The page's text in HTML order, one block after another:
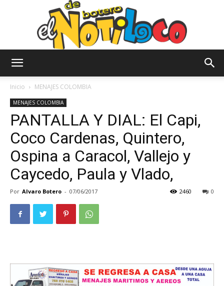
Notiloco
de
Inicio MENAJES COLOMBIA
MENAJES COLOMBIA
PANTALLA Y DIAL: El Capi,
Coco Cardenas, Quintero,
Ospina a Caracol, Vallejo y
Caycedo, Paula y Vlado,
Por Alvaro Botero - 07/06/2017 0
2460